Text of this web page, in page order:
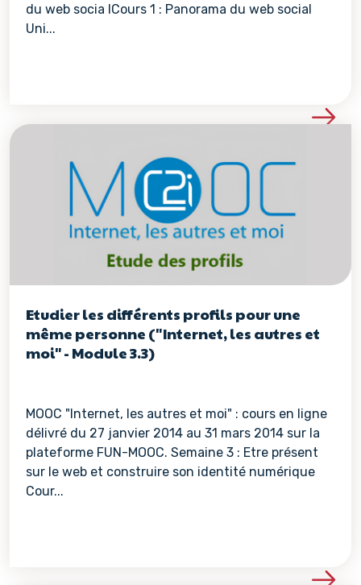
du web socia lCours 1 : Panorama du web social
Uni...
Voir les détails de la
Etudier les différents profils pour une
même personne ("Internet, les autres et
moi" - Module 3.3)
MOOC "Internet, les autres et moi" : cours en ligne
délivré du 27 janvier 2014 au 31 mars 2014 sur la
plateforme FUN-MOOC. Semaine 3 : Etre présent
sur le web et construire son identité numérique
Cour...